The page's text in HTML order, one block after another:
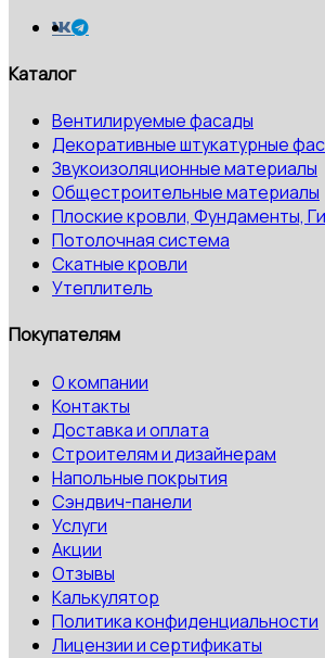
Каталог
Вентилируемые фасады
Декоративные штукатурные
Звукоизоляционные материалы
Общестроительные материалы
Плоские кровли, Фундаменты,
Потолочная система
Скатные кровли
Утеплитель
Покупателям
О компании
Контакты
Доставка и оплата
Строителям и дизайнерам
Напольные покрытия
Сэндвич-панели
Услуги
Акции
Отзывы
Калькулятор
Политика конфиденциальности
Лицензии и сертификаты